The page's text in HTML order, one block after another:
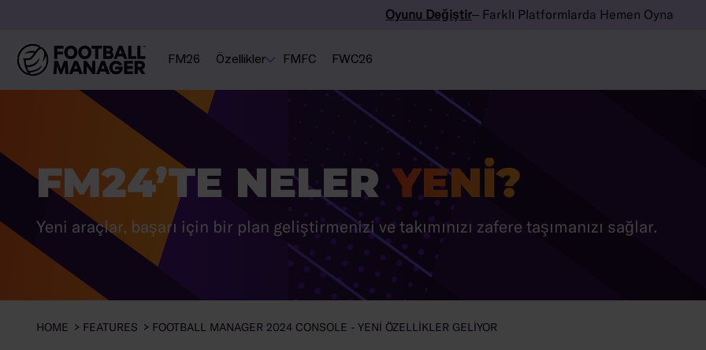
Oyunu Değiştir– Farklı Platformlarda Hemen Oyna
FM26 Özellikler FMFC FWC26
FM24’TE NELERYENI?
Yeni araçlar, başarı için bir plan geliştirmenizi ve takımınızı zafere taşımanızı sağlar.
HOME FEATURES FOOTBALL MANAGER 2024 CONSOLE - YENI ÖZELLIKLER GELIYOR